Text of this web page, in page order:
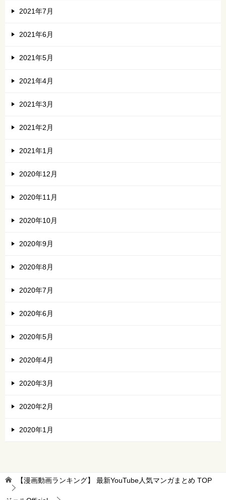
2021年7月
2021年6月
2021年5月
2021年4月
2021年3月
2021年2月
2021年1月
2020年12月
2020年11月
2020年10月
2020年9月
2020年8月
2020年7月
2020年6月
2020年5月
2020年4月
2020年3月
2020年2月
2020年1月
【漫画動画ランキング】 最新YouTube人気マンガまとめ TOP